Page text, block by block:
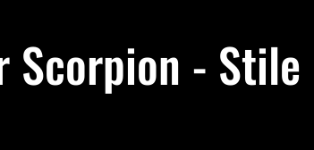
Scorpion -